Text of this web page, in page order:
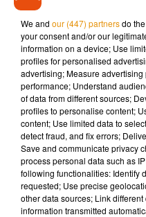
sexualité, addictions ou
récit démarre sur une
posant d’emblée un regard
générationnelles.
Autre particularité de la
série
réplique à plusieurs
L’interprète deMarly-
présent dans
Askip . Dans
Loisirs, Kamini ne tarit pas
Academy: «Il est
et jouer en même temps,
Tournée durant l’été, avant
We and our (447) partnersdo
your consent and/or our
information on a device; Use
profiles for personalised
advertising; Measure
performance; Understand
of data from different sources;
profiles to personalise content;
content; Use limited data to
detect fraud, and fix errors;
Save and communicate privacy
process personal data such as
following functionalities: Identify
requested; Use precise
other data sources; Link
information transmitted